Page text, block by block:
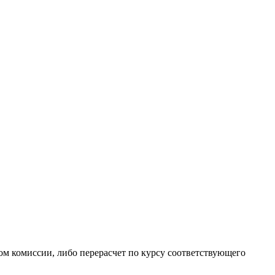
комиссии, либо перерасчет по курсу соответствующего